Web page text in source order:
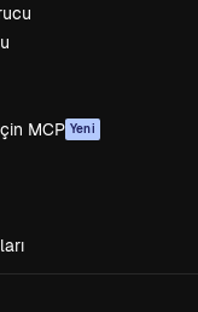
MCP Yeni